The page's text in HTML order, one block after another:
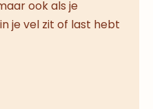
ook als je
je vel zit of last hebt